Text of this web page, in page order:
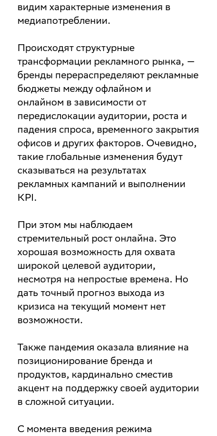
видим характерные изменения в
медиапотреблении.
Происходят структурные
трансформации рекламного рынка, —
бренды перераспределяют рекламные
бюджеты между офлайном и
онлайном в зависимости от
передислокации аудитории, роста и
падения спроса, временного закрытия
офисов и других факторов. Очевидно,
такие глобальные изменения будут
сказываться на результатах
рекламных кампаний и выполнении
KPI.
При этом мы наблюдаем
стремительный рост онлайна. Это
хорошая возможность для охвата
широкой целевой аудитории,
несмотря на непростые времена. Но
дать точный прогноз выхода из
кризиса на текущий момент нет
возможности.
Также пандемия оказала влияние на
позиционирование бренда и
продуктов, кардинально сместив
акцент на поддержку своей аудитории
в сложной ситуации.
С момента введения режима